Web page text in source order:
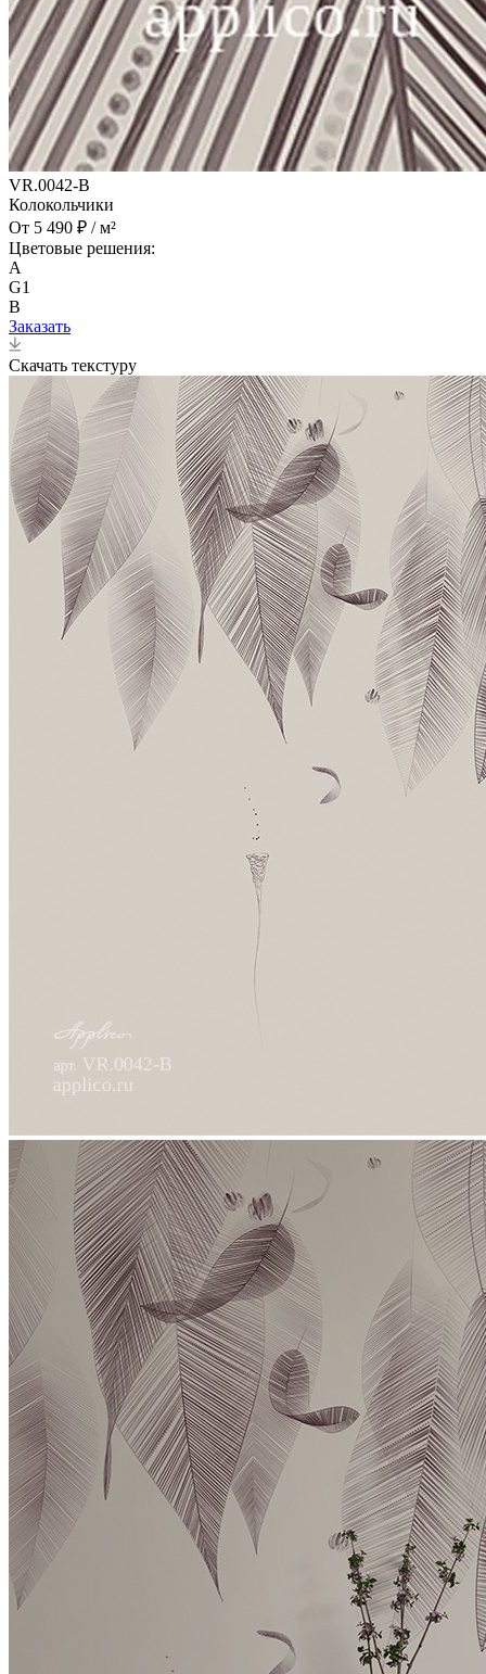
VR.0042-B
Колокольчики
От 5 490 ₽ / м²
Цветовые решения:
A
G1
B
Заказать
Скачать текстуру